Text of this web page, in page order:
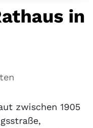
in
zwischen 1905